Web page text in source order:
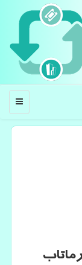
منو